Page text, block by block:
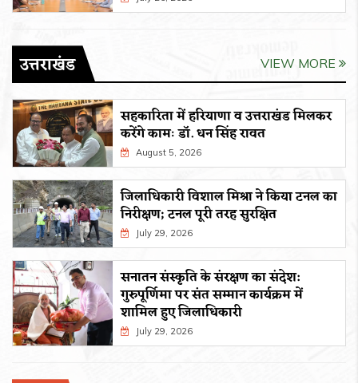
उत्तराखंड VIEW MORE
सहकारिता में हरियाणा व उत्तराखंड मिलकर
करेंगे कामः डाॅ. धन सिंह रावत
August 5, 2026
जिलाधिकारी विशाल मिश्रा ने किया टनल का
निरीक्षण; टनल पूरी तरह सुरक्षित
July 29, 2026
सनातन संस्कृति के संरक्षण का संदेश:
गुरुपूर्णिमा पर संत सम्मान कार्यक्रम में
शामिल हुए जिलाधिकारी
July 29, 2026